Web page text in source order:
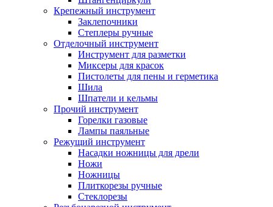
Крепежный инструмент
Заклепочники
Степлеры ручные
Отделочный инструмент
Инструмент для разметки
Миксеры для красок
Пистолеты для пены и герметика
Шила
Шпатели и кельмы
Прочий инструмент
Горелки газовые
Лампы паяльные
Режущий инструмент
Насадки ножницы для дрели
Ножи
Ножницы
Плиткорезы ручные
Стеклорезы